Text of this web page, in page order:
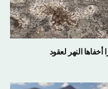
النهر لعقود